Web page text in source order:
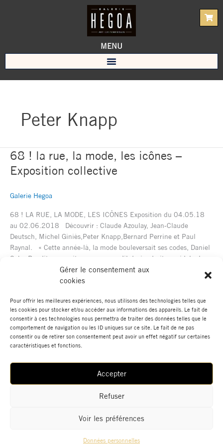
Gérer le consentement aux
cookies
Pour offrir les meilleures expériences, nous utilisons des technologies telles que
les cookies pour stocker et/ou accéder aux informations des appareils. Le fait de
consentir à ces technologies nous permettra de traiter des données telles que le
comportement de navigation ou les ID uniques sur ce site. Le fait de ne pas
consentir ou de retirer son consentement peut avoir un effet négatif sur certaines
caractéristiques et fonctions.
Accepter
Refuser
Voir les préférences
Données personnelles
MENU
Peter Knapp
68 ! la rue, la mode, les icônes –
Exposition collective
Galerie Hegoa
68 ! LA RUE, LA MODE, LES ICÔNES Exposition du 04.05.18
au 02.06.2018 Découvrir : Claude Azoulay, Jean-Claude
Deutsch, Michel Giniès,Peter Knapp,Bernard Perrine et Paul
Raynal. « Cette année-là, la mode bouleversait ses codes, Daniel
Cohn Bendit ne savait pas encore qu’il deviendrait une idole, les
pavés volaient et de Gaulle vacillait. 1968 devenait une année
68
la
la
les
icônes
–
Exposition
Lire la suite »
Données Personnelles
Contact
© 2022 GALERIE HEGOA | Tous droits réservés.